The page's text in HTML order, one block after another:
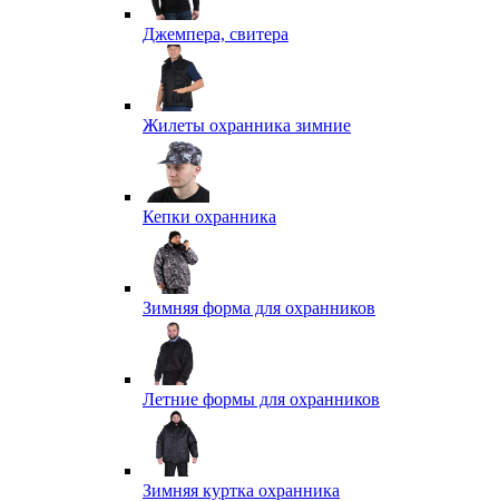
Джемпера, свитера
Жилеты охранника зимние
Кепки охранника
Зимняя форма для охранников
Летние формы для охранников
Зимняя куртка охранника